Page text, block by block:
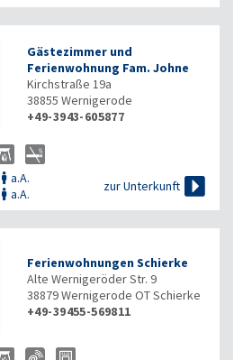
Gästezimmer und
Ferienwohnung Fam. Johne
Kirchstraße 19a
38855 Wernigerode
+49-3943-605877
 a.A.
 a.A.
zur Unterkunft 
Ferienwohnungen Schierke
Alte Wernigeröder Str. 9
38879Wernigerode OT Schierke
+49-39455-569811